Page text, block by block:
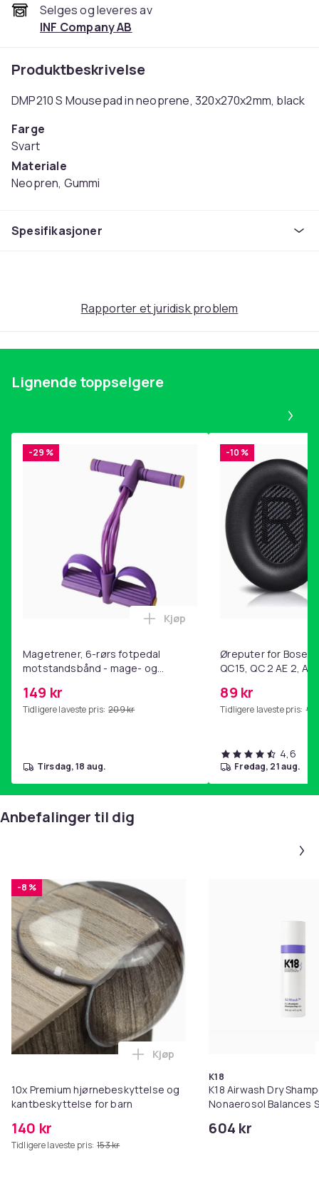
Selges og leveres av
INF Company AB
Produktbeskrivelse
DMP210 S Mousepad in neoprene, 320x270x2mm, black
Farge
Svart
Materiale
Neopren, Gummi
Vekt, gram
Spesifikasjoner
Rapporter et juridisk problem
Lignende toppselgere
-29 %
Magetrener, 6-rørs fotpedal
motstandsbånd - mage- og
hjemmegymnastikk Purple
149 kr
Tidligere laveste pris: 209 kr
Legg Magetrener, 6-rørs
Kjøp
tirsdag, 18 aug.
-10 %
Øreputer for Bose
QC15, QC 2 AE 2, AE
89 kr
Tidligere laveste pris: 99
4,6
fredag, 21 aug.
Anbefalinger til dig
-8 %
10x Premium hjørnebeskyttelse og
kantbeskyttelse for barn
140 kr
Tidligere laveste pris: 153 kr
Legg 10x Premium
Kjøp
K18
K18 Airwash Dry
Nonaerosol Balances
604 kr